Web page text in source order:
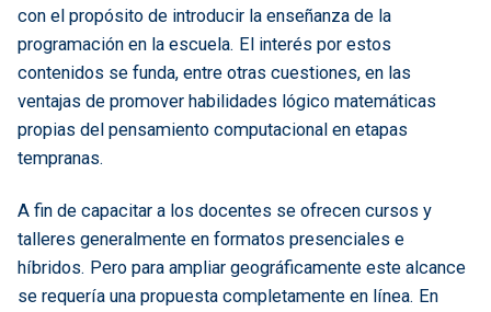
con el propósito de introducir la enseñanza de la
programación en la escuela. El interés por estos
contenidos se funda, entre otras cuestiones, en las
ventajas de promover habilidades lógico matemáticas
propias del pensamiento computacional en etapas
tempranas.
A fin de capacitar a los docentes se ofrecen cursos y
talleres generalmente en formatos presenciales e
híbridos. Pero para ampliar geográficamente este alcance
se requería una propuesta completamente en línea. En